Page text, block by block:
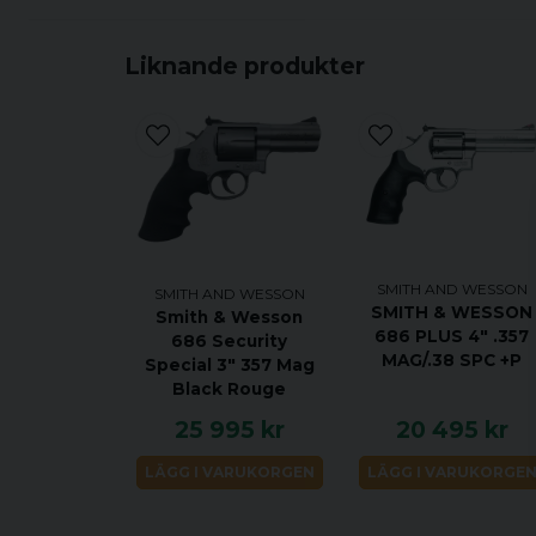
Liknande produkter
SMITH AND WESSON
Smith & Wesson
686 Security
Special 3" 357 Mag
Black Rouge
25 995 kr
LÄGG I VARUKORGEN
SMITH AND WESSON
SMITH & WESSON
686 PLUS 4" .357
MAG/.38 SPC +P
20 495 kr
LÄGG I VARUKORGEN